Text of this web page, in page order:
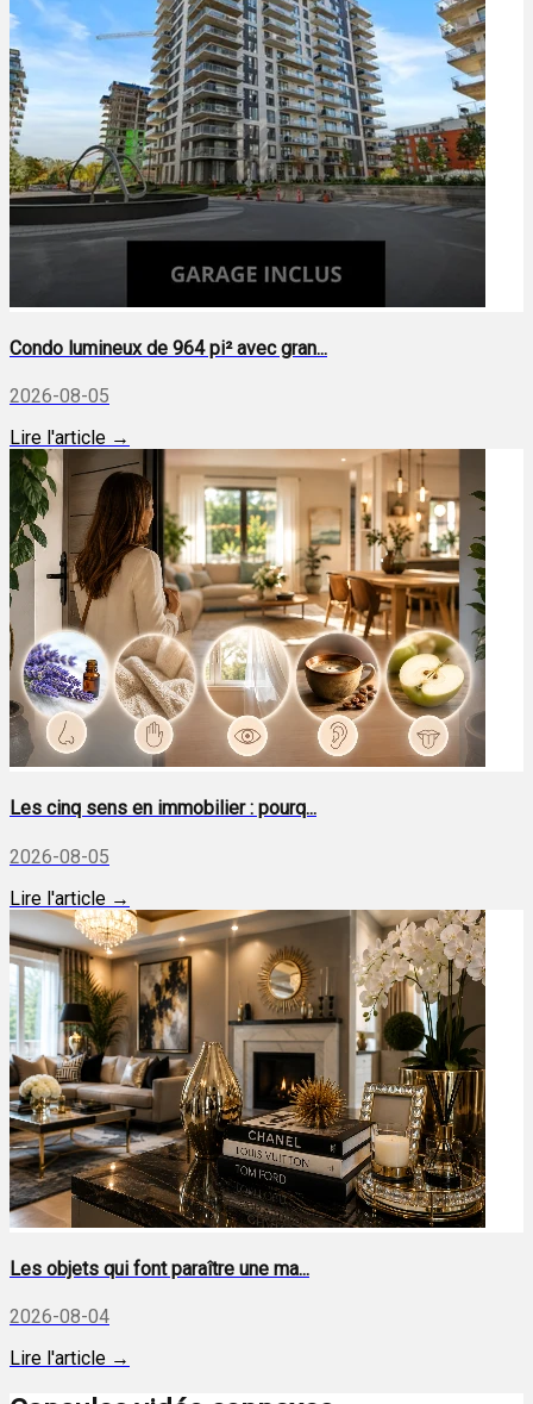
Condo lumineux de 964 pi² avec gran...
2026-08-05
Lire l'article →
Les cinq sens en immobilier : pourq...
2026-08-05
Lire l'article →
Les objets qui font paraître une ma...
2026-08-04
Lire l'article →